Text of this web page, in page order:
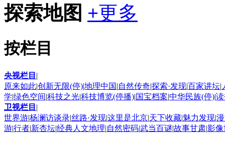
探索地图 +更多
按栏目
央视栏目 |
原来如此|创新无限(停)|地理中国|自然传奇|探索·发现|百家讲坛|
学|绿色空间|科技之光|科技博览(停播)|国宝档案|中华民族(停)|
卫视栏目 |
世界游|杨澜访谈录|丝路·发现|这里是北京|天下收藏|魅力发现|
游|行者|新杏坛|经典人文地理|自然密码|武当百谜|故事甘肃|影